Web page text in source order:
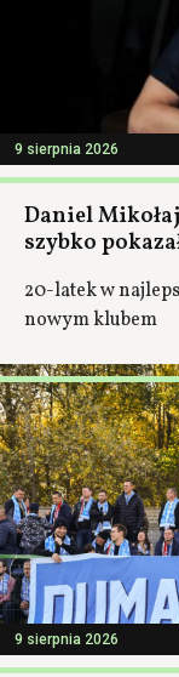
9 sierpnia 2026
Daniel
szybko
20-latek w
nowym klubem
9 sierpnia 2026